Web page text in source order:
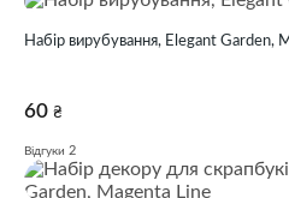
Набір вирубування, Elegant Garden,
60 ₴
Відгуки 2